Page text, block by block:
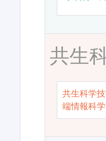
共生
共生科学
端情報科